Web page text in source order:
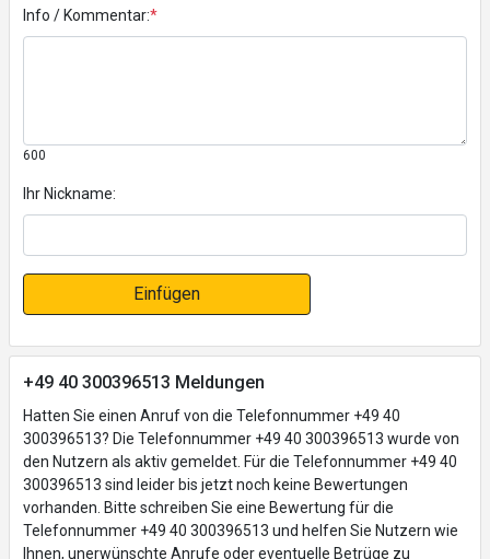
Info / Kommentar:*
600
Ihr Nickname:
Einfügen
+49 40 300396513 Meldungen
Hatten Sie einen Anruf von die Telefonnummer +49 40
300396513? Die Telefonnummer +49 40 300396513 wurde von
den Nutzern als aktiv gemeldet. Für die Telefonnummer +49 40
300396513 sind leider bis jetzt noch keine Bewertungen
vorhanden. Bitte schreiben Sie eine Bewertung für die
Telefonnummer +49 40 300396513 und helfen Sie Nutzern wie
Ihnen, unerwünschte Anrufe oder eventuelle Betrüge zu